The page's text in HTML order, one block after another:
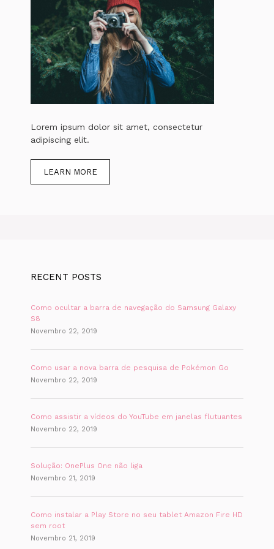
Lorem ipsum dolor sit amet, consectetur
adipiscing elit.
LEARN MORE
RECENT POSTS
Como ocultar a barra de navegação do Samsung Galaxy
S8
Novembro 22, 2019
Como usar a nova barra de pesquisa de Pokémon Go
Novembro 22, 2019
Como assistir a vídeos do YouTube em janelas flutuantes
Novembro 22, 2019
Solução: OnePlus One não liga
Novembro 21, 2019
Como instalar a Play Store no seu tablet Amazon Fire HD
sem root
Novembro 21, 2019